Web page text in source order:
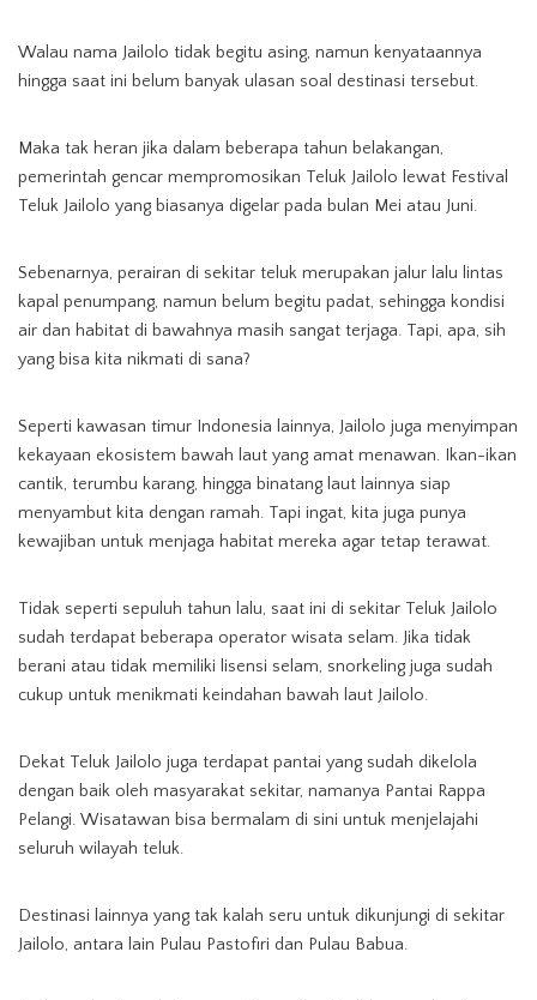
Walau nama Jailolo tidak begitu asing, namun kenyataannya
hingga saat ini belum banyak ulasan soal destinasi tersebut.
Maka tak heran jika dalam beberapa tahun belakangan,
pemerintah gencar mempromosikan Teluk Jailolo lewat Festival
Teluk Jailolo yang biasanya digelar pada bulan Mei atau Juni.
Sebenarnya, perairan di sekitar teluk merupakan jalur lalu lintas
kapal penumpang, namun belum begitu padat, sehingga kondisi
air dan habitat di bawahnya masih sangat terjaga. Tapi, apa, sih
yang bisa kita nikmati di sana?
Seperti kawasan timur Indonesia lainnya, Jailolo juga menyimpan
kekayaan ekosistem bawah laut yang amat menawan. Ikan-ikan
cantik, terumbu karang, hingga binatang laut lainnya siap
menyambut kita dengan ramah. Tapi ingat, kita juga punya
kewajiban untuk menjaga habitat mereka agar tetap terawat.
Tidak seperti sepuluh tahun lalu, saat ini di sekitar Teluk Jailolo
sudah terdapat beberapa operator wisata selam. Jika tidak
berani atau tidak memiliki lisensi selam, snorkeling juga sudah
cukup untuk menikmati keindahan bawah laut Jailolo.
Dekat Teluk Jailolo juga terdapat pantai yang sudah dikelola
dengan baik oleh masyarakat sekitar, namanya Pantai Rappa
Pelangi. Wisatawan bisa bermalam di sini untuk menjelajahi
seluruh wilayah teluk.
Destinasi lainnya yang tak kalah seru untuk dikunjungi di sekitar
Jailolo, antara lain Pulau Pastofiri dan Pulau Babua.